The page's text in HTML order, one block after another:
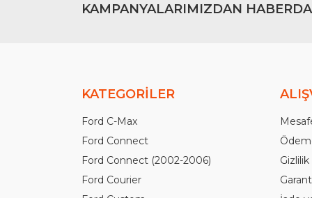
KAMPANYALARIMIZDAN
KATEGORİLER
Ford C-Max
Ford Connect
Ford Connect (2002-2006)
Ford Courier